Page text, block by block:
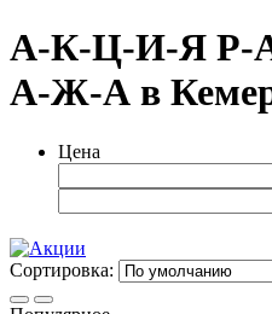
А-К-Ц-И-Я Р-
А-Ж-А в
Цена
Сортировка: